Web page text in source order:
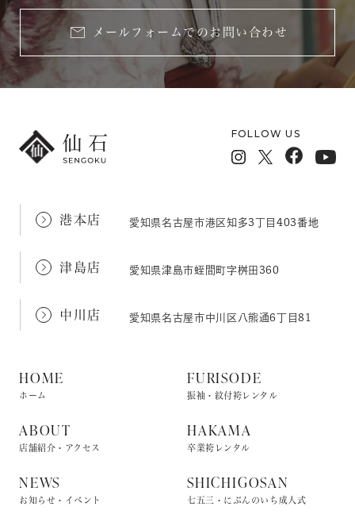
メールフォームでのお問い合わせ
FOLLOW US
港本店 愛知県名古屋市港区知多3丁目403番地
津島店 愛知県津島市蛭間町字桝田360
中川店 愛知県名古屋市中川区八熊通6丁目81
HOME
ホーム
ABOUT
店舗紹介・アクセス
NEWS
お知らせ・イベント
FURISODE
振袖・紋付袴レンタル
HAKAMA
卒業袴レンタル
SHICHIGOSAN
七五三・にぶんのいち成人式